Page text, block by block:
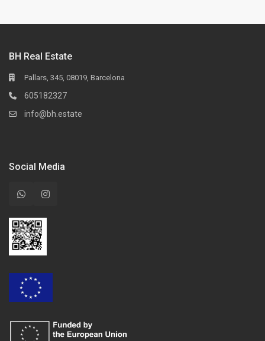
BH Real Estate
Pallars, 345, 08019, Barcelona
605182327
info@bh.estate
Social Media